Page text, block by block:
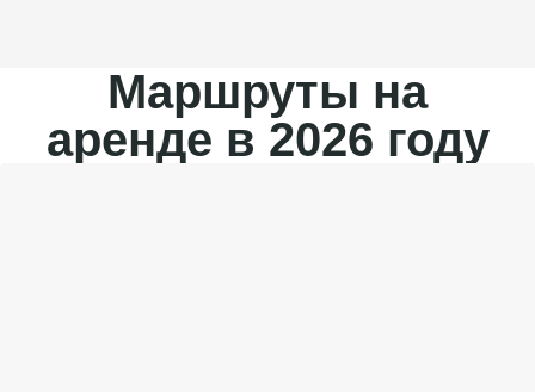
Маршруты на
аренде в 2026 году